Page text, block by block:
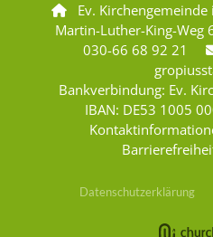

Ev.
Martin-Luther-King-
030-66 68 92 21
Bankverbindung: Ev.
IBAN: DE53 1005
Datenschutzerklärung